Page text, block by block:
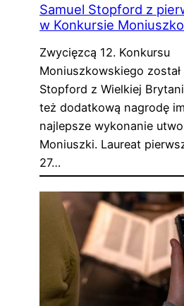
Samuel Stopford z
w Konkursie
Zwycięzcą 12. Konkursu
Moniuszkowskiego został
Stopford z Wielkiej
też dodatkową nagrodę
najlepsze wykonanie
Moniuszki. Laureat
27…